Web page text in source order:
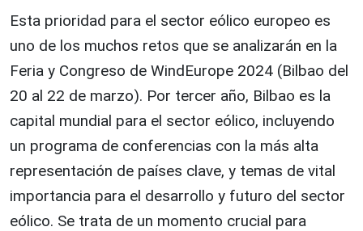
Esta prioridad para el sector eólico europeo es
uno de los muchos retos que se analizarán en la
Feria y Congreso de WindEurope 2024 (Bilbao del
20 al 22 de marzo). Por tercer año, Bilbao es la
capital mundial para el sector eólico, incluyendo
un programa de conferencias con la más alta
representación de países clave, y temas de vital
importancia para el desarrollo y futuro del sector
eólico. Se trata de un momento crucial para